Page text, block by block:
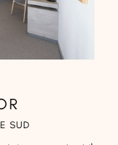
SUD